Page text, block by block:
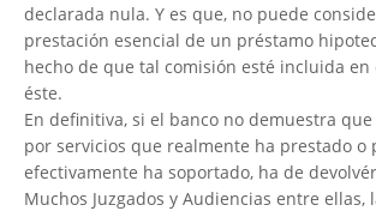
declarada nula. Y es que, no puede
prestación esencial de un préstamo
hecho de que tal comisión esté incluida en
éste.
En definitiva, si el banco no demuestra
por servicios que realmente ha prestado o
efectivamente ha soportado, ha de
Muchos Juzgados y Audiencias entre ellas,